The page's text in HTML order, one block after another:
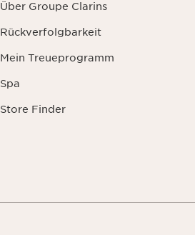
Über Groupe Clarins
Rückverfolgbarkeit
Mein Treueprogramm
Spa
Store Finder